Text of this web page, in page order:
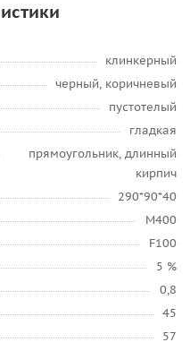
клинкерный
черный, коричневый
пустотелый
гладкая
прямоугольник, длинный
кирпич
290*90*40
М400
F100
5 %
0,8
45
57